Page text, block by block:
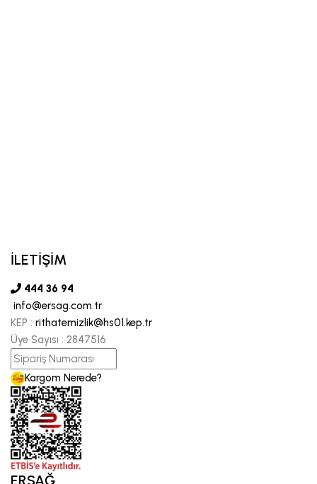
İLETİŞİM
444 36 94
info@ersag.com.tr
KEP : rithatemizlik@hs01.kep.tr
Üye Sayısı : 2847516
Kargom Nerede?
ERSAĞ